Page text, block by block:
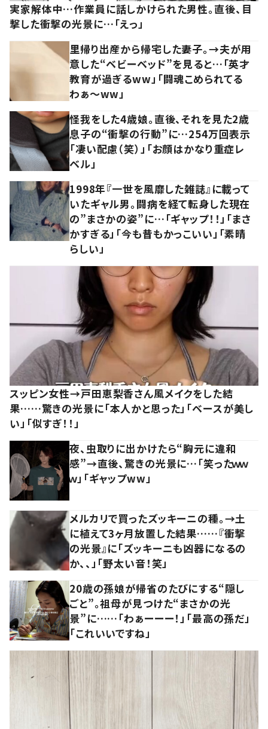
実家解体中…作業員に話しかけられた男性。直後、目
撃した衝撃の光景に…「えっ」
里帰り出産から帰宅した妻子。→夫が用
意した“ベビーベッド”を見ると…「英才
教育が過ぎるww」「闘魂こめられてる
わぁ～ww」
怪我をした4歳娘。直後、それを見た2歳
息子の“衝撃の行動”に…254万回表示
「凄い配慮（笑）」「お顔はかなり重症レ
ベル」
1998年『一世を風靡した雑誌』に載って
いたギャル男。闘病を経て転身した現在
の”まさかの姿”に…「ギャップ！！」「まさ
かすぎる」「今も昔もかっこいい」「素晴
らしい」
スッピン女性→戸田恵梨香さん風メイクをした結
果……驚きの光景に「本人かと思った」「ベースが美し
い」「似すぎ！！」
夜、虫取りに出かけたら“胸元に違和
感”→直後、驚きの光景に…「笑ったｗｗ
ｗ」「ギャップww」
メルカリで買ったズッキーニの種。→土
に植えて3ヶ月放置した結果……『衝撃
の光景』に「ズッキーニも凶器になるの
か、、」「野太い音！笑」
20歳の孫娘が帰省のたびにする“隠し
ごと”。祖母が見つけた“まさかの光
景”に……「わぁーーー！」「最高の孫だ」
「これいいですね」